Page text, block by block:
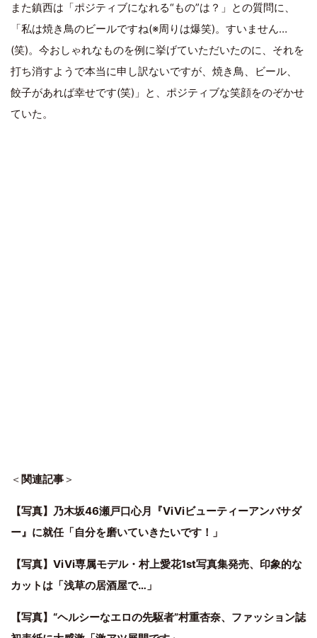
また鎮西は「ポジティブになれる“もの”は？」との質問に、
「私は焼き鳥のビールですね(※周りは爆笑)。すいません…
(笑)。今おしゃれなものを例に挙げていただいたのに、それを
打ち消すようで本当に申し訳ないですが、焼き鳥、ビール、
餃子があれば幸せです(笑)」と、ポジティブな笑顔をのぞかせ
ていた。
＜関連記事＞
【写真】乃木坂46瀬戸口心月『ViViビューティーアンバサダ
ー』に就任「自分を磨いていきたいです！」
【写真】ViVi専属モデル・村上愛花1st写真集発売、印象的な
カットは「浅草の居酒屋で…」
【写真】“ヘルシーなエロの先駆者”村重杏奈、ファッション誌